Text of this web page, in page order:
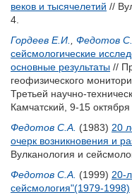
веков и тысячелетий //
4.
Гордеев Е.И.
Федотов
сейсмологические
основные результаты //
геофизического
Третьей научно-
Камчатский, 9-15
Федотов С.А. (1983) 20
очерк возникновения и
Вулканология и
Федотов С.А. (1999) 20-
сейсмология"(1979-1998)